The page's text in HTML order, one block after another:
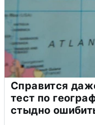
Справится
тест по
стыдно